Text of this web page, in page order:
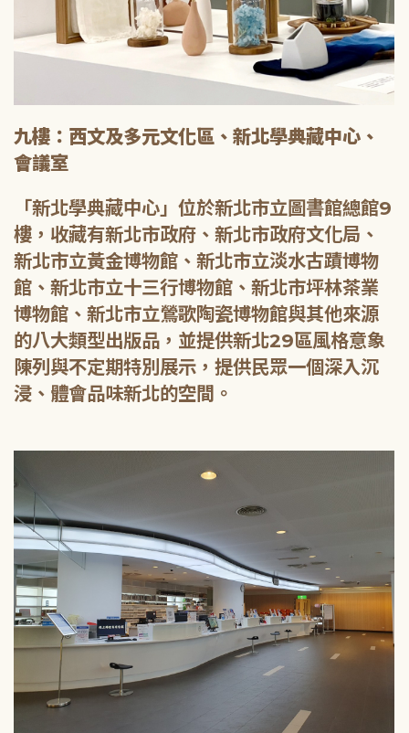
九樓：西文及多元文化區、新北學典藏中心、
會議室
「新北學典藏中心」位於新北市立圖書館總館9
樓，收藏有新北市政府、新北市政府文化局、
新北市立黃金博物館、新北市立淡水古蹟博物
館、新北市立十三行博物館、新北市坪林茶業
博物館、新北市立鶯歌陶瓷博物館與其他來源
的八大類型出版品，並提供新北29區風格意象
陳列與不定期特別展示，提供民眾一個深入沉
浸、體會品味新北的空間。